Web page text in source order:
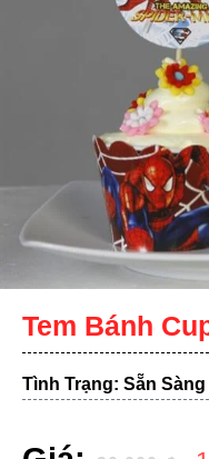
Tem Bánh
Tình Trạng: Sẵn Sàng